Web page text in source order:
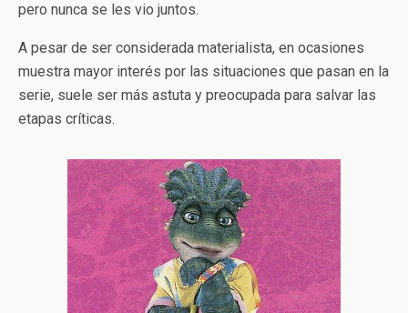
pero nunca se les vio juntos.
A pesar de ser considerada materialista, en ocasiones
muestra mayor interés por las situaciones que pasan en la
serie, suele ser más astuta y preocupada para salvar las
etapas críticas.